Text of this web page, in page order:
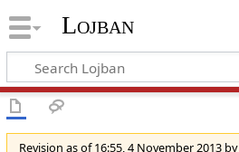
Lojban
Revision as of 16:55, 4 November 2013 by